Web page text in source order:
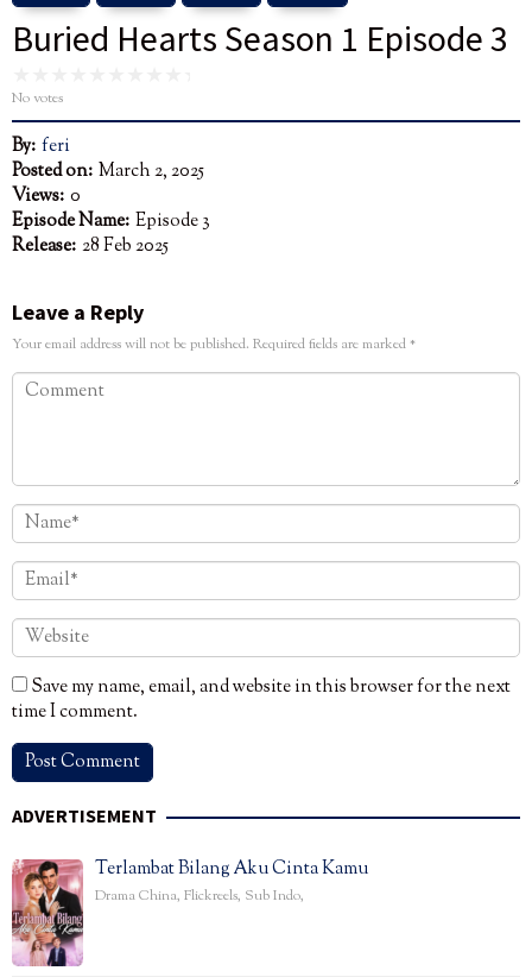
Buried Hearts Season 1 Episode 3
No votes
By: feri
Posted on: March 2, 2025
Views: 0
Episode Name: Episode 3
Release: 28 Feb 2025
Leave a Reply
Your email address will not be published. Required fields are marked*
Save my name, email, and website in this browser for the next
time I comment.
ADVERTISEMENT
Terlambat Bilang Aku Cinta Kamu
Drama China, Flickreels, Sub Indo,